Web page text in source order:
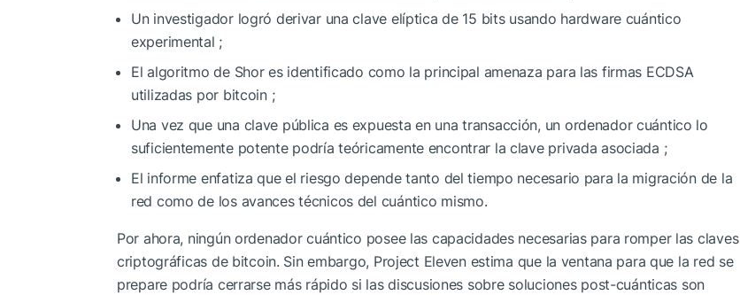
Un investigador logró derivar una clave elíptica de 15 bits usando hardware cuántico
experimental ;
El algoritmo de Shor es identificado como la principal amenaza para las firmas ECDSA
utilizadas por bitcoin ;
Una vez que una clave pública es expuesta en una transacción, un ordenador cuántico lo
suficientemente potente podría teóricamente encontrar la clave privada asociada ;
El informe enfatiza que el riesgo depende tanto del tiempo necesario para la migración de la
red como de los avances técnicos del cuántico mismo.
Por ahora, ningún ordenador cuántico posee las capacidades necesarias para romper las claves
criptográficas de bitcoin. Sin embargo, Project Eleven estima que la ventana para que la red se
prepare podría cerrarse más rápido si las discusiones sobre soluciones post-cuánticas son